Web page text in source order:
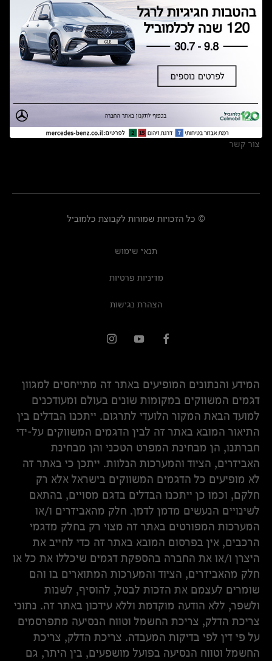
תקנון ימי מכירות 120 לכלמוביל
מצאו אותנו
אולמות תצוגה
מרכזי שירות
צור קשר
© כל הזכויות שמורות לקבוצת כלמוביל
תנאי שימוש
מדיניות פרטיות
הצהרת נגישות
המידע והנתונים המופיעים באתר זה מתייחסים למגוון
דגמים המשווקים במקומות שונים בעולם ומעודכנים
למועד הבאת המקור הלועדי לתרגום. ייתכנו הבדלים בין
התיאור המובא באתר זה לבין הדגמים המשווקים על-ידי
חברתנו, הן מבחינת המפרט הטכני והן מבחינת
האביזרים, הציוד והמערכות הנלוות. ייתכן כי באתר זה
לא מופיעים כל הדגמים המשווקים בישראל אלא רק
חלקם, וכמו כן ייתכנו הבדלים בדגם מסויים, בהתאם
לשינויים הנעשים מדמן לדמן. חלק מהאביזרים ו/או
המערכות המפורטים באתר זה מצוי רק בחלק מדגמי
הרכבים, אין בפרסום המובא באתר זה כדי לחייב את
היצרן ו/או את החברה בהספקת דגמים שיכללו את כל או
חלק מהאביזרים, הציוד והמערכות המתוארים בו והם
שומרים לעצמם את הזכות לבטל, להוסיף, לשנות
ולשפר, ללא הודעה מוקדמת וללא עידכון באתר זה. נתוני
צריכת הדלק, צריכת החשמל וטווח הנסיעה מתפרסמים
על פי דין לפי בדיקות המעבדה. צריכת הדלק, צריכת
החשמל וטווח הנסיעה בפועל מושפעים, בין היתר, גם